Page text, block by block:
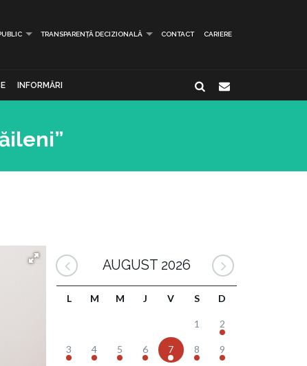
TRANSPARENȚĂ DECIZIONALĂ CONTACT CARIERE
INFORMĂRI
AUGUST 2026
L M M J V S D
1 2
3 4 5 6 7 8 9